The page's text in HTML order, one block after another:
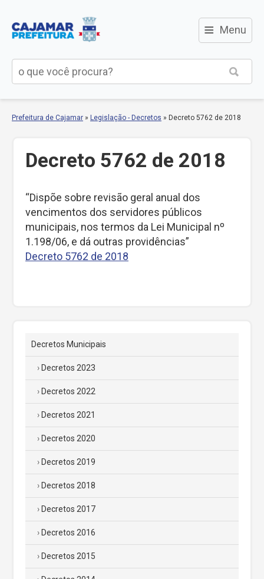
≡ Menu
Prefeitura de Cajamar » Legislação - Decretos » Decreto 5762 de 2018
Decreto 5762 de 2018
“Dispõe sobre revisão geral anual dos
vencimentos dos servidores públicos
municipais, nos termos da Lei Municipal nº
1.198/06, e dá outras providências”
Decreto 5762 de 2018
Decretos Municipais
Decretos 2023
Decretos 2022
Decretos 2021
Decretos 2020
Decretos 2019
Decretos 2018
Decretos 2017
Decretos 2016
Decretos 2015